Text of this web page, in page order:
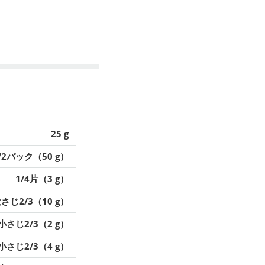
25 g
パック（50 g）
1/4片（3 g）
じ2/3（10 g）
さじ2/3（2 g）
さじ2/3（4 g）